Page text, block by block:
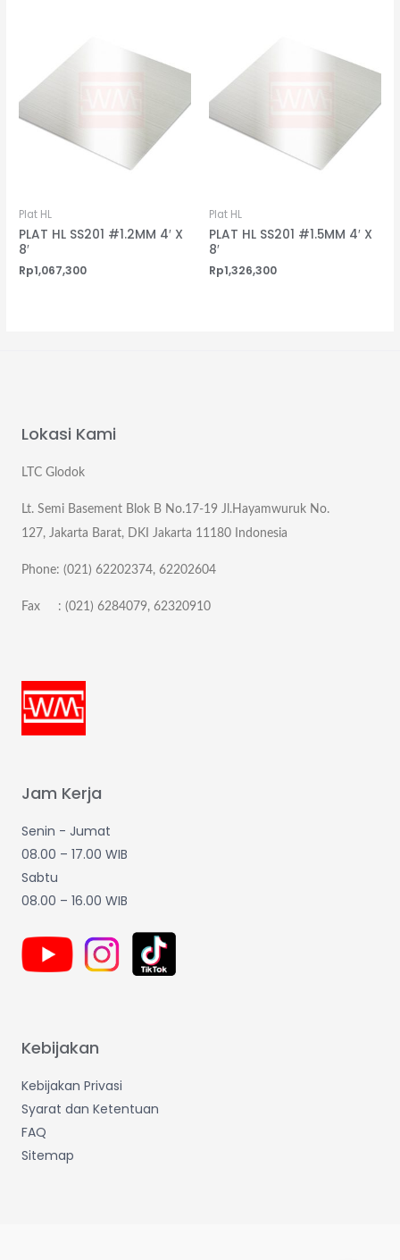
Plat HL
PLAT HL SS201 #1.2MM 4′ X
8′
Rp1,067,300
Plat HL
PLAT HL SS201 #1.5MM 4′ X
8′
Rp1,326,300
Lokasi Kami
LTC Glodok
Lt. Semi Basement Blok B No.17-19 Jl.Hayamwuruk No.
127, Jakarta Barat, DKI Jakarta 11180 Indonesia
Phone: (021) 62202374, 62202604
Fax : (021) 6284079, 62320910
Jam Kerja
Senin - Jumat
08.00 – 17.00 WIB
Sabtu
08.00 – 16.00 WIB
Kebijakan
Kebijakan Privasi
Syarat dan Ketentuan
FAQ
Sitemap